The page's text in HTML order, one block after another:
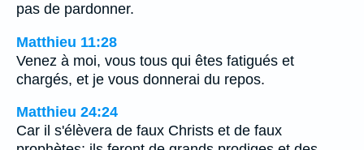
pas de pardonner.
Matthieu 11:28
Venez à moi, vous tous qui êtes fatigués et
chargés, et je vous donnerai du repos.
Matthieu 24:24
Car il s'élèvera de faux Christs et de faux